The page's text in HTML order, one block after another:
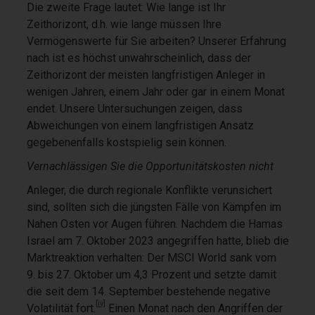
Die zweite Frage lautet: Wie lange ist Ihr
Zeithorizont, d.h. wie lange müssen Ihre
Vermögenswerte für Sie arbeiten? Unserer Erfahrung
nach ist es höchst unwahrscheinlich, dass der
Zeithorizont der meisten langfristigen Anleger in
wenigen Jahren, einem Jahr oder gar in einem Monat
endet. Unsere Untersuchungen zeigen, dass
Abweichungen von einem langfristigen Ansatz
gegebenenfalls kostspielig sein können.
Vernachlässigen Sie die Opportunitätskosten nicht
Anleger, die durch regionale Konflikte verunsichert
sind, sollten sich die jüngsten Fälle von Kämpfen im
Nahen Osten vor Augen führen. Nachdem die Hamas
Israel am 7. Oktober 2023 angegriffen hatte, blieb die
Marktreaktion verhalten: Der MSCI World sank vom
9. bis 27. Oktober um 4,3 Prozent und setzte damit
die seit dem 14. September bestehende negative
Volatilität fort. [iv] Einen Monat nach den Angriffen der